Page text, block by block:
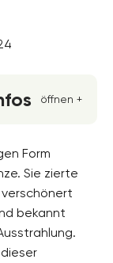
öffnen +
Form
Sie zierte
bekannt